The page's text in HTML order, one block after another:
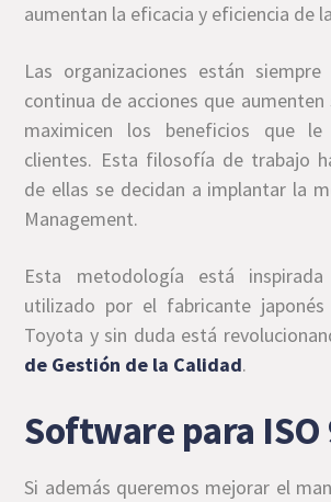
aumentan la eficacia y eficiencia de
Las organizaciones están
continua de acciones que
maximicen los beneficios que
clientes. Esta filosofía de trabajo
de ellas se decidan a implantar la
Management.
Esta metodología está
utilizado por el fabricante
Toyota y sin duda está
de Gestión de la Calidad.
Software para ISO
Si además queremos mejorar el